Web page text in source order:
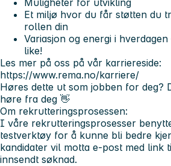
Et miljø hvor du får støtten du
rollen din
Variasjon og energi i
like!
Les mer på oss på vår karriereside:
https://www.rema.no/karriere/
Høres dette ut som jobben for deg?
høre fra deg 👋
Om rekrutteringsprosessen:
I våre rekrutteringsprosesser
testverktøy for å kunne bli bedre
kandidater vil motta e-post med link
innsendt søknad.